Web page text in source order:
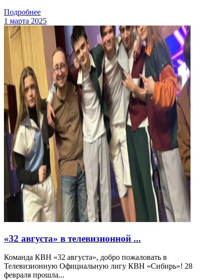
Подробнее
1 марта 2025
«32 августа» в телевизионной ...
Команда КВН «32 августа», добро пожаловать в
Телевизионную Официальную лигу КВН «Сибирь»! 28
февраля прошла...